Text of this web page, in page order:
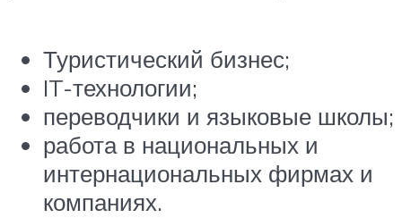
Туристический бизнес;
IT-технологии;
переводчики и языковые школы;
работа в национальных и
интернациональных фирмах и
компаниях.